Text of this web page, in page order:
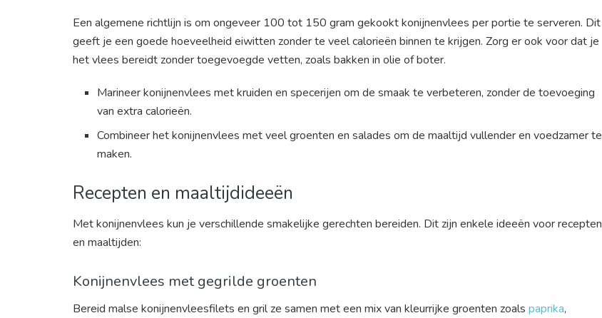
Een algemene richtlijn is om ongeveer 100 tot 150 gram gekookt konijnenvlees per portie te serveren. Dit
geeft je een goede hoeveelheid eiwitten zonder te veel calorieën binnen te krijgen. Zorg er ook voor dat je
het vlees bereidt zonder toegevoegde vetten, zoals bakken in olie of boter.
Marineer konijnenvlees met kruiden en specerijen om de smaak te verbeteren, zonder de toevoeging
van extra calorieën.
Combineer het konijnenvlees met veel groenten en salades om de maaltijd vullender en voedzamer te
maken.
Recepten en maaltijdideeën
Met konijnenvlees kun je verschillende smakelijke gerechten bereiden. Dit zijn enkele ideeën voor recepten
en maaltijden:
Konijnenvlees met gegrilde groenten
Bereid malse konijnenvleesfilets en gril ze samen met een mix van kleurrijke groenten zoals paprika,